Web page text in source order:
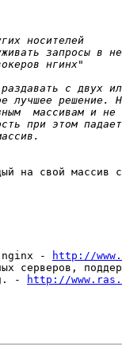
на свой массив
nginx -
http://
серверов,
-
http://